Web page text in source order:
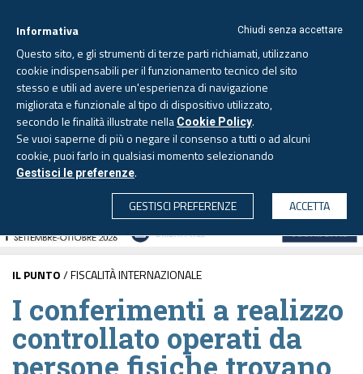
CERCA
Venerdì, 7 agosto 2026 - Aggiornato alle 6.00
IL PUNTO/ FISCALITÀ INTERNAZIONALE
I conferimenti a realizzo
controllato operati da
persone fisiche trovano
Chiudi senza accettare
Informativa
Questo sito, e gli strumenti di terze parti richiamati, utilizzano
cookie indispensabili per il funzionamento tecnico del sito
stesso e utili ad avere un'esperienza di navigazione
migliorata e funzionale al tipo di dispositivo utilizzato,
secondo le finalità illustrate nella Cookie Policy.
Se vuoi saperne di più o negare il consenso a tutti o ad alcuni
cookie, puoi farlo in qualsiasi momento selezionando
Gestisci le preferenze.
GESTISCI PREFERENZE
ACCETTA